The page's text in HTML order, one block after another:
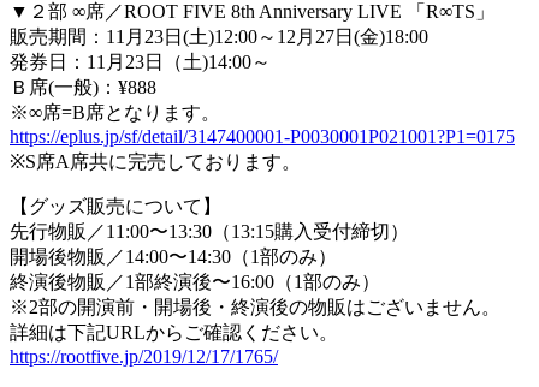
▼２部 ∞席／ROOT FIVE 8th Anniversary LIVE 「R∞TS」
販売期間：11月23日(土)12:00～12月27日(金)18:00
発券日：11月23日（土)14:00～
Ｂ席(一般)：¥888
※∞席=B席となります。
https://eplus.jp/sf/detail/3147400001-P0030001P021001?P1=0175
※S席A席共に完売しております。
【グッズ販売について】
先行物販／11:00〜13:30（13:15購入受付締切）
開場後物販／14:00〜14:30（1部のみ）
終演後物販／1部終演後〜16:00（1部のみ）
※2部の開演前・開場後・終演後の物販はございません。
詳細は下記URLからご確認ください。
https://rootfive.jp/2019/12/17/1765/